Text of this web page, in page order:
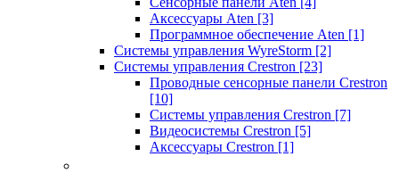
Аксессуары Aten [3]
Программное обеспечение Aten [1]
Системы управления WyreStorm [2]
Системы управления Crestron [23]
Проводные сенсорные панели Crestron
[10]
Системы управления Crestron [7]
Видеосистемы Crestron [5]
Аксессуары Crestron [1]